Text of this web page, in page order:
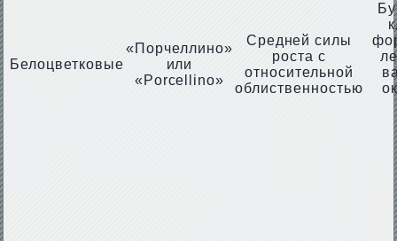
Белоцветковые
«Порчеллино»
или
«Porcellino»
Средней силы
роста с
относительной
облиственностью